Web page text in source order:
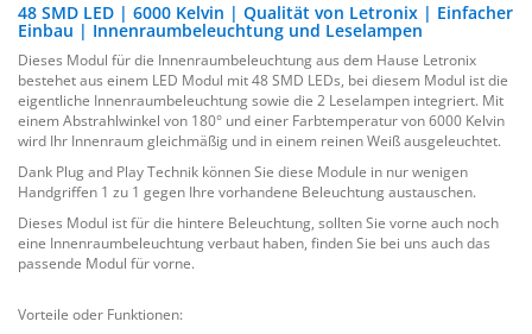
48 SMD LED | 6000 Kelvin | Qualität von Letronix | Einfacher
Einbau | Innenraumbeleuchtung und Leselampen
Dieses Modul für die Innenraumbeleuchtung aus dem Hause Letronix
bestehet aus einem LED Modul mit 48 SMD LEDs, bei diesem Modul ist die
eigentliche Innenraumbeleuchtung sowie die 2 Leselampen integriert. Mit
einem Abstrahlwinkel von 180° und einer Farbtemperatur von 6000 Kelvin
wird Ihr Innenraum gleichmäßig und in einem reinen Weiß ausgeleuchtet.
Dank Plug and Play Technik können Sie diese Module in nur wenigen
Handgriffen 1 zu 1 gegen Ihre vorhandene Beleuchtung austauschen.
Dieses Modul ist für die hintere Beleuchtung, sollten Sie vorne auch noch
eine Innenraumbeleuchtung verbaut haben, finden Sie bei uns auch das
passende Modul für vorne.
Vorteile oder Funktionen: